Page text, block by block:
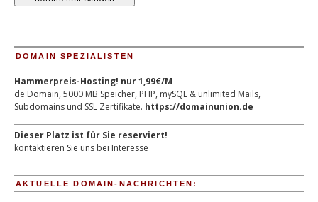
DOMAIN SPEZIALISTEN
Hammerpreis-Hosting! nur 1,99€/M
de Domain, 5000 MB Speicher, PHP, mySQL & unlimited Mails,
Subdomains und SSL Zertifikate. https://domainunion.de
Dieser Platz ist für Sie reserviert!
kontaktieren Sie uns bei Interesse
AKTUELLE DOMAIN-NACHRICHTEN: